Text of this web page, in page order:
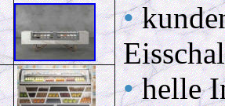
•
•helle